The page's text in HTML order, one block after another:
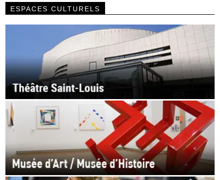
ESPACES CULTURELS